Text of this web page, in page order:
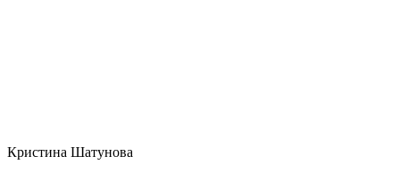
Кристина Шатунова